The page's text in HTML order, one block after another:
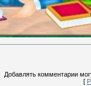
Добавлять комментарии
[